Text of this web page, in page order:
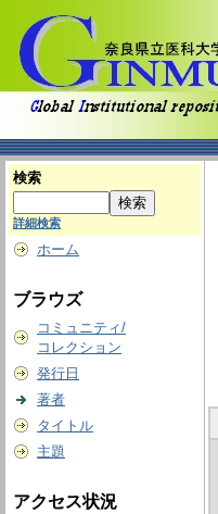
検索
詳細検索
ホーム
ブラウズ
コミュニティ/
コレクション
発行日
著者
タイトル
主題
アクセス状況